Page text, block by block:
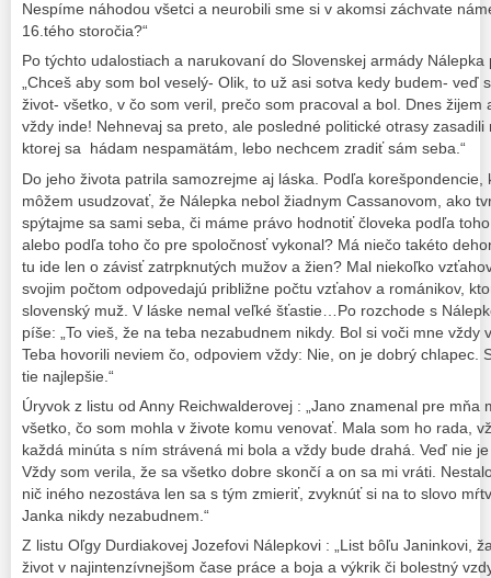
Nespíme náhodou všetci a neurobili sme si v akomsi záchvate
16.tého storočia?“
Po týchto udalostiach a narukovaní do Slovenskej armády
„Chceš aby som bol veselý- Olik, to už asi sotva kedy budem- veď
život- všetko, v čo som veril, prečo som pracoval a bol. Dnes žijem
vždy inde! Nehnevaj sa preto, ale posledné politické otrasy
ktorej sa hádam nespamätám, lebo nechcem zradiť sám seba.“
Do jeho života patrila samozrejme aj láska. Podľa
môžem usudzovať, že Nálepka nebol žiadnym Cassanovom, ako
spýtajme sa sami seba, či máme právo hodnotiť človeka podľa
alebo podľa toho čo pre spoločnosť vykonal? Má niečo takéto
tu ide len o závisť zatrpknutých mužov a žien? Mal niekoľko
svojim počtom odpovedajú približne počtu vzťahov a románikov,
slovenský muž. V láske nemal veľké šťastie…Po rozchode s
píše: „To vieš, že na teba nezabudnem nikdy. Bol si voči mne vždy
Teba hovorili neviem čo, odpoviem vždy: Nie, on je dobrý chlapec.
tie najlepšie.“
Úryvok z listu od Anny Reichwalderovej : „Jano znamenal pre mňa
všetko, čo som mohla v živote komu venovať. Mala som ho rada,
každá minúta s ním strávená mi bola a vždy bude drahá. Veď nie
Vždy som verila, že sa všetko dobre skončí a on sa mi vráti.
nič iného nezostáva len sa s tým zmieriť, zvyknúť si na to slovo
Janka nikdy nezabudnem.“
Z listu Oľgy Durdiakovej Jozefovi Nálepkovi : „List bôľu Janinkovi,
život v najintenzívnejšom čase práce a boja a výkrik či bolestný